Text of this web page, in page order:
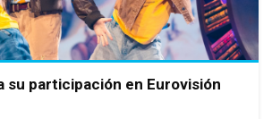
su participación en Eurovisión